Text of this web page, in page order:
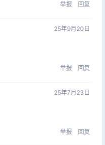
举报 回复
25年9月20日
举报 回复
25年7月23日
举报 回复